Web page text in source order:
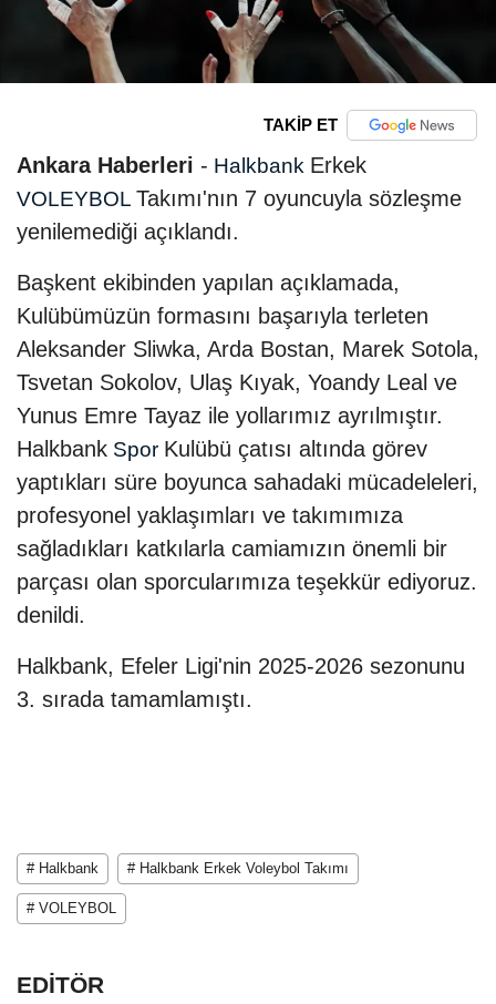
TAKİP ET
Ankara Haberleri - Halkbank Erkek
VOLEYBOL Takımı'nın 7 oyuncuyla sözleşme
yenilemediği açıklandı.
Başkent ekibinden yapılan açıklamada,
Kulübümüzün formasını başarıyla terleten
Aleksander Sliwka, Arda Bostan, Marek Sotola,
Tsvetan Sokolov, Ulaş Kıyak, Yoandy Leal ve
Yunus Emre Tayaz ile yollarımız ayrılmıştır.
Halkbank Spor Kulübü çatısı altında görev
yaptıkları süre boyunca sahadaki mücadeleleri,
profesyonel yaklaşımları ve takımımıza
sağladıkları katkılarla camiamızın önemli bir
parçası olan sporcularımıza teşekkür ediyoruz.
denildi.
Halkbank, Efeler Ligi'nin 2025-2026 sezonunu
3. sırada tamamlamıştı.
# Halkbank # Halkbank Erkek Voleybol Takımı
# VOLEYBOL
EDİTÖR